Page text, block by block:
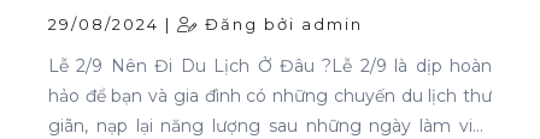
29/08/2024 | Đăng bởi admin
Lễ 2/9 Nên Đi Du Lịch Ở Đâu ?Lễ 2/9 là dịp hoàn
hảo để bạn và gia đình có những chuyến du lịch thư
giãn, nạp lại năng lượng sau những ngày làm việc